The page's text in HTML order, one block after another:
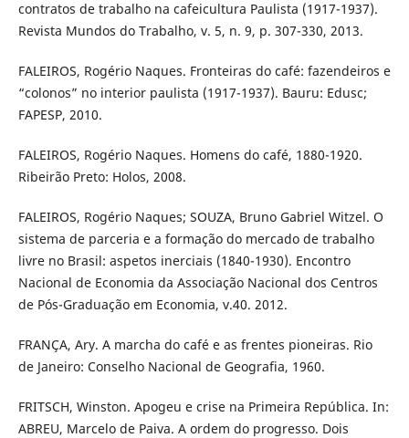
contratos de trabalho na cafeicultura Paulista (1917-1937).
Revista Mundos do Trabalho, v. 5, n. 9, p. 307-330, 2013.
FALEIROS, Rogério Naques. Fronteiras do café: fazendeiros e
“colonos” no interior paulista (1917-1937). Bauru: Edusc;
FAPESP, 2010.
FALEIROS, Rogério Naques. Homens do café, 1880-1920.
Ribeirão Preto: Holos, 2008.
FALEIROS, Rogério Naques; SOUZA, Bruno Gabriel Witzel. O
sistema de parceria e a formação do mercado de trabalho
livre no Brasil: aspetos inerciais (1840-1930). Encontro
Nacional de Economia da Associação Nacional dos Centros
de Pós-Graduação em Economia, v.40. 2012.
FRANÇA, Ary. A marcha do café e as frentes pioneiras. Rio
de Janeiro: Conselho Nacional de Geografia, 1960.
FRITSCH, Winston. Apogeu e crise na Primeira República. In:
ABREU, Marcelo de Paiva. A ordem do progresso. Dois